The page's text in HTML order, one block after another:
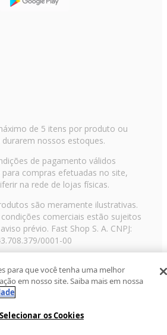
de 5 itens por produto ou
nossos estoques.
de pagamento válidos
para compras efetuadas no site,
na rede de lojas físicas.
são meramente ilustrativas.
comerciais estão sujeitos
prévio. Fast Shop S. A. CNPJ:
0001-00
001, Telefone: 11 3003-3728 ©
Todos os direitos reservadosRF
para que você tenha uma melhor
em nosso site. Saiba mais em nossa
Selecionar os Cookies